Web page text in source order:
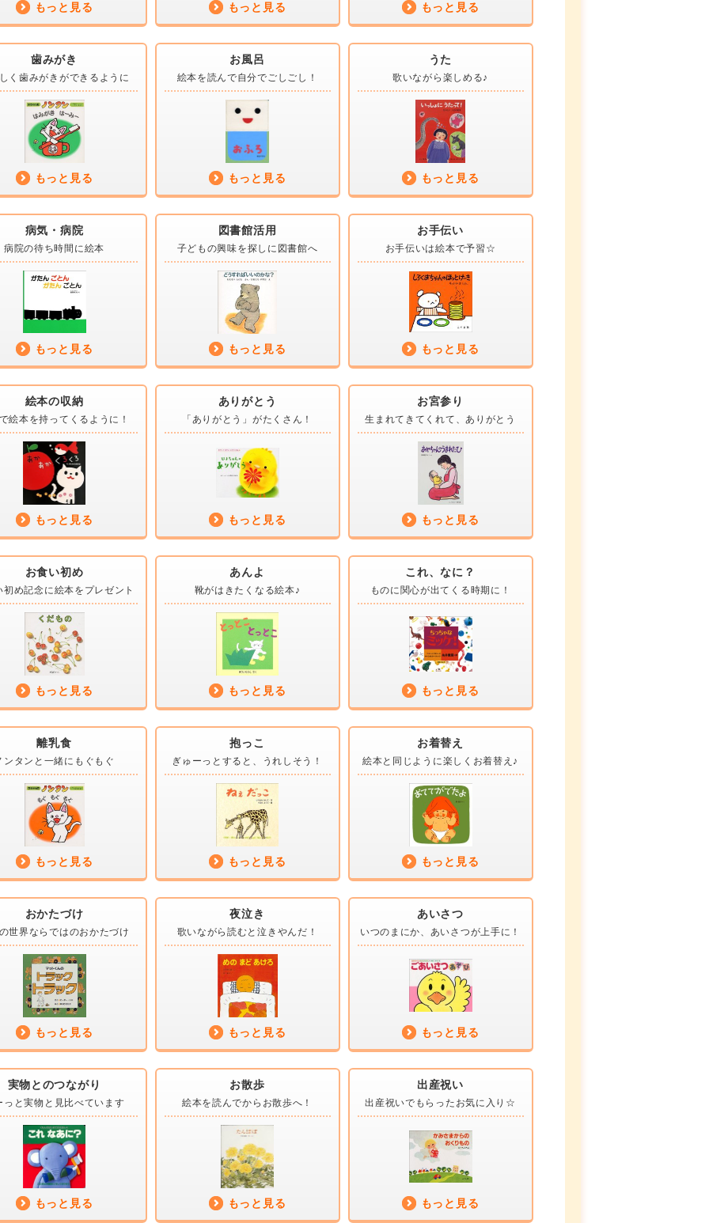
もっと見る もっと見る もっと見る
歯みがき
く歯みがきができるように
もっと見る
お風呂
絵本を読んで自分でごしごし！
もっと見る
うた
歌いながら 楽しめる♪
もっと見る
病気・病院
病院の待ち時間に絵本
もっと見る
図書館活用
子どもの興味を探しに図書館へ
もっと見る
お手伝い
お手伝いは絵本で予習☆
もっと見る
絵本の収納
絵本を持ってくるように！
もっと見る
ありがとう
「ありがとう」がたくさん！
もっと見る
お宮参り
生まれてきてくれて、ありがとう
もっと見る
お食い初め
初め記念に絵本をプレゼント
もっと見る
あんよ
靴がはきたくなる絵本♪
もっと見る
これ、なに？
ものに関心が出てくる時期に！
もっと見る
離乳食
ンタンと一緒に もぐもぐ
もっと見る
抱っこ
ぎゅーっとすると、 うれしそう！
もっと見る
お着替え
絵本と同じように楽しくお着替え♪
もっと見る
おかたづけ
世界ならではのおかたづけ
もっと見る
夜泣き
歌いながら読むと泣きやんだ！
もっと見る
あいさつ
いつのまにか、 あいさつが上手に！
もっと見る
実物とのつながり
っと実物と 見比べています
もっと見る
お散歩
絵本を読んでから お散歩へ！
もっと見る
出産祝い
出産祝いでもらった お気に入り☆
もっと見る